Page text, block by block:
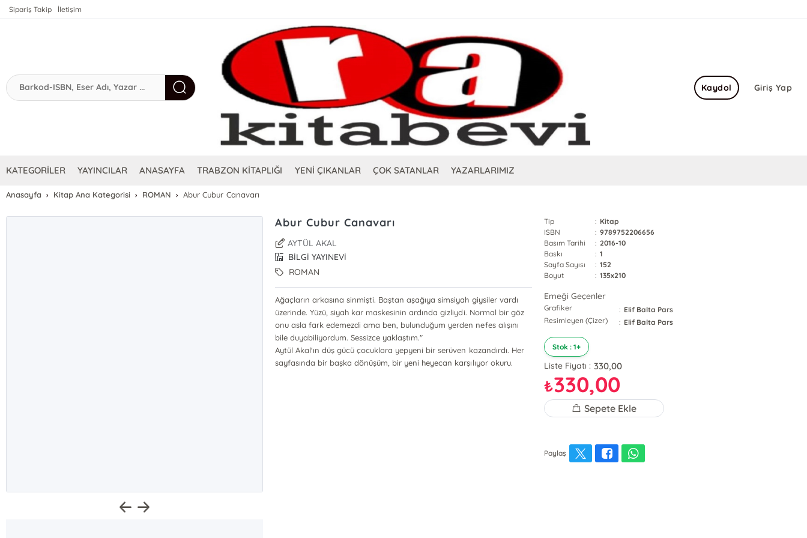
Sipariş Takip İletişim
Giriş Yap
Kaydol
KATEGORİLER YAYINCILAR ANASAYFA TRABZON KİTAPLIĞI YENİ ÇIKANLAR ÇOK SATANLAR YAZARLARIMIZ
Anasayfa Kitap Ana Kategorisi ROMAN Abur Cubur Canavarı
Abur Cubur Canavarı
AYTÜL AKAL
BİLGİ YAYINEVİ
ROMAN
Ağaçların arkasına sinmişti. Baştan aşağıya simsiyah giysiler vardı
üzerinde. Yüzü, siyah kar maskesinin ardında gizliydi. Normal bir göz
onu asla fark edemezdi ama ben, bulunduğum yerden nefes alışını
bile duyabiliyordum. Sessizce yaklaştım."
Aytül Akal'ın düş gücü çocuklara yepyeni bir serüven kazandırdı. Her
sayfasında bir başka dönüşüm, bir yeni heyecan karşılıyor okuru.
Tip : Kitap
ISBN
: 9789752206656
Basım Tarihi
: 2016-10
Baskı
: 1
Sayfa Sayısı
: 152
Boyut
: 135x210
Emeği Geçenler
Grafiker : Elif Balta Pars
Resimleyen (Çizer)
: Elif Balta Pars
Stok : 1+
Liste Fiyatı : 330,00
₺330,00
Sepete Ekle
Paylaş